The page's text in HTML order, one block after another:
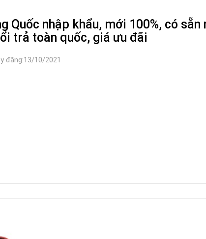
Quốc nhập khẩu, mới 100%, có sẵn
trả toàn quốc, giá ưu đãi
đăng:13/10/2021